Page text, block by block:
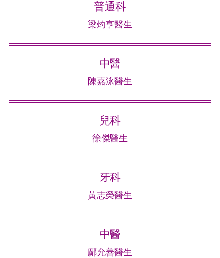
普通科
梁灼亨醫生
中醫
陳嘉泳醫生
兒科
徐傑醫生
牙科
黃志榮醫生
中醫
鄺允善醫生